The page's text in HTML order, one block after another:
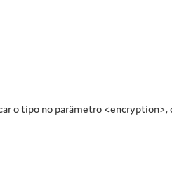
o tipo no parâmetro <encryption>,